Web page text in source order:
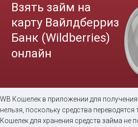
Сумма
Срок от
WB Кошелек в приложении для
нельзя, поскольку средства переводятся
Кошелек для хранения средств займа не